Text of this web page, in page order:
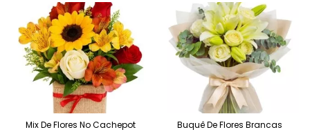
Mix De Flores No Cachepot Buquê De Flores Brancas